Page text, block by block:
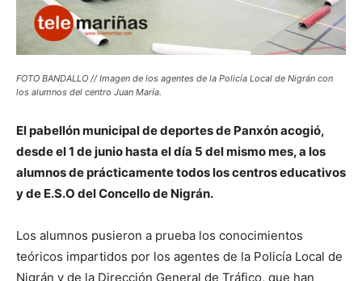
FOTO BANDALLO // Imagen de los agentes de la Policía Local de Nigrán con
los alumnos del centro Juan María.
El pabellón municipal de deportes de Panxón acogió,
desde el 1 de junio hasta el día 5 del mismo mes, a los
alumnos de prácticamente todos los centros educativos
y de E.S.O del Concello de Nigrán.
Los alumnos pusieron a prueba los conocimientos
teóricos impartidos por los agentes de la Policía Local de
Nigrán y de la Dirección General de Tráfico, que han